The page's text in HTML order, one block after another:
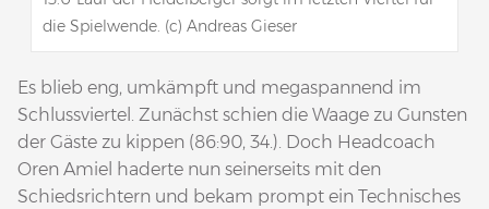
die Spielwende. (c) Andreas Gieser
Es blieb eng, umkämpft und megaspannend im
Schlussviertel. Zunächst schien die Waage zu Gunsten
der Gäste zu kippen (86:90, 34.). Doch Headcoach
Oren Amiel haderte nun seinerseits mit den
Schiedsrichtern und bekam prompt ein Technisches